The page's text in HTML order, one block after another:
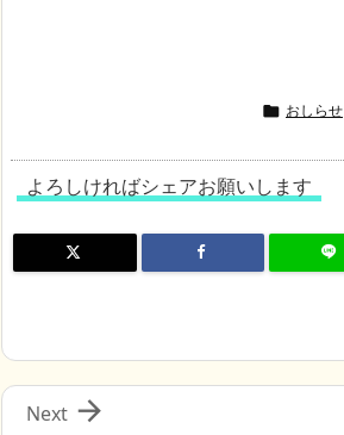
 おしらせ
よろしければシェアお願いします

Next